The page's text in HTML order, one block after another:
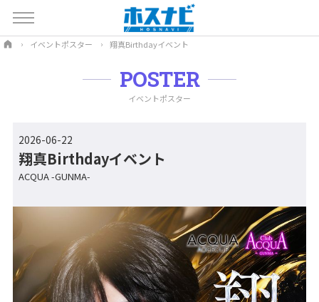
イベントポスター 翔真Birthdayイベント
POSTER
イベントポスター
2026-06-22
翔真Birthdayイベント
ACQUA -GUNMA-